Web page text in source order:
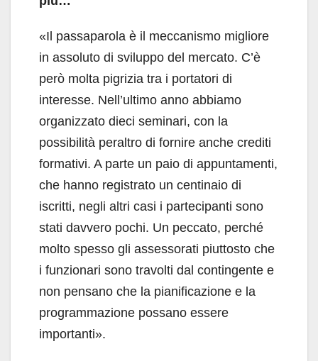
«Il passaparola è il meccanismo migliore
in assoluto di sviluppo del mercato. C’è
però molta pigrizia tra i portatori di
interesse. Nell’ultimo anno abbiamo
organizzato dieci seminari, con la
possibilità peraltro di fornire anche crediti
formativi. A parte un paio di appuntamenti,
che hanno registrato un centinaio di
iscritti, negli altri casi i partecipanti sono
stati davvero pochi. Un peccato, perché
molto spesso gli assessorati piuttosto che
i funzionari sono travolti dal contingente e
non pensano che la pianificazione e la
programmazione possano essere
importanti».